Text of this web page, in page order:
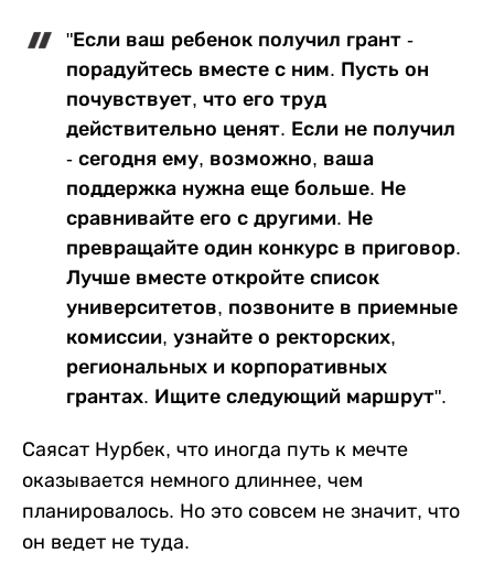
"Если ваш ребенок получил грант -
порадуйтесь вместе с ним. Пусть он
почувствует, что его труд
действительно ценят. Если не получил
- сегодня ему, возможно, ваша
поддержка нужна еще больше. Не
сравнивайте его с другими. Не
превращайте один конкурс в приговор.
Лучше вместе откройте список
университетов, позвоните в приемные
комиссии, узнайте о ректорских,
региональных и корпоративных
грантах. Ищите следующий маршрут".
Саясат Нурбек, что иногда путь к мечте
оказывается немного длиннее, чем
планировалось. Но это совсем не значит, что
он ведет не туда.